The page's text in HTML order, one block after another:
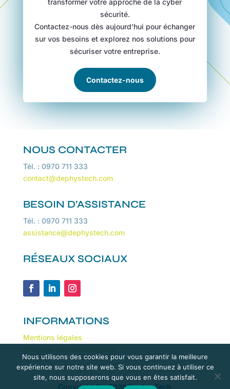
transformer votre approche de la cyber
sécurité.
Contactez-nous dès aujourd’hui pour échanger
sur vos besoins et explorez nos solutions pour
sécuriser votre entreprise.
Contactez-nous
NOUS CONTACTER
Tél. : 0970 711 333
contact@dephystech.com
BESOIN D’ASSISTANCE
Tél. : 0970 711 333
assistance@dephystech.com
RÉSEAUX SOCIAUX
INFORMATIONS
Mentions légales
Copyright © - 2026 DephysTech
Nous utilisons des cookies pour vous garantir la meilleure
expérience sur notre site web. Si vous continuez à utiliser ce
site, nous supposerons que vous en êtes satisfait.